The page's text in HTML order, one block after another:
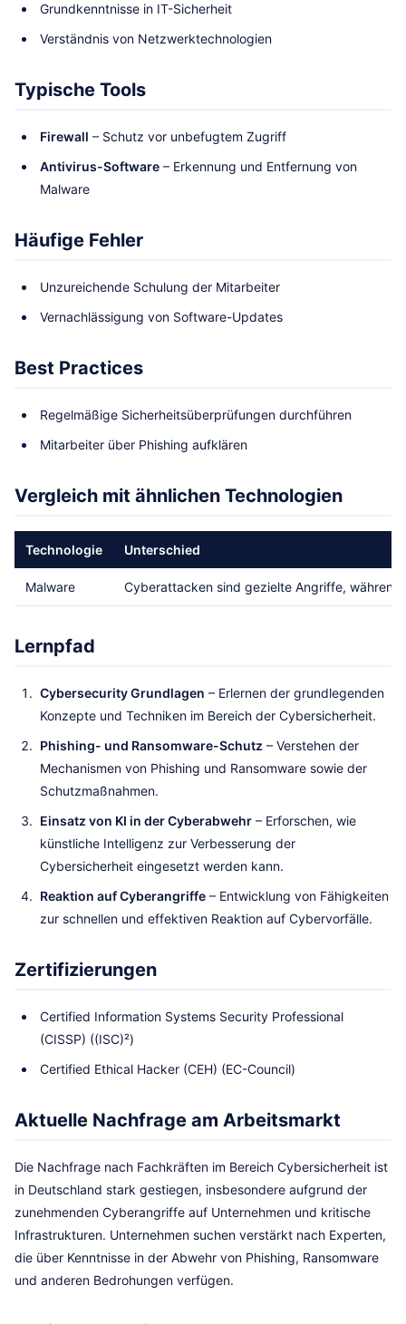
Grundkenntnisse in IT-Sicherheit
Verständnis von Netzwerktechnologien
Typische Tools
Firewall – Schutz vor unbefugtem Zugriff
Antivirus-Software – Erkennung und Entfernung von
Malware
Häufige Fehler
Unzureichende Schulung der Mitarbeiter
Vernachlässigung von Software-Updates
Best Practices
Regelmäßige Sicherheitsüberprüfungen durchführen
Mitarbeiter über Phishing aufklären
Vergleich mit ähnlichen Technologien
Technologie Unterschied
Malware Cyberattacken sind gezielte Angriffe,
Lernpfad
Cybersecurity Grundlagen – Erlernen der grundlegenden
Konzepte und Techniken im Bereich der Cybersicherheit.
Phishing- und Ransomware-Schutz – Verstehen der
Mechanismen von Phishing und Ransomware sowie der
Schutzmaßnahmen.
Einsatz von KI in der Cyberabwehr – Erforschen, wie
künstliche Intelligenz zur Verbesserung der
Cybersicherheit eingesetzt werden kann.
Reaktion auf Cyberangriffe – Entwicklung von Fähigkeiten
zur schnellen und effektiven Reaktion auf Cybervorfälle.
Zertifizierungen
Certified Information Systems Security Professional
(CISSP) ((ISC)²)
Certified Ethical Hacker (CEH) (EC-Council)
Aktuelle Nachfrage am Arbeitsmarkt
Die Nachfrage nach Fachkräften im Bereich Cybersicherheit ist
in Deutschland stark gestiegen, insbesondere aufgrund der
zunehmenden Cyberangriffe auf Unternehmen und kritische
Infrastrukturen. Unternehmen suchen verstärkt nach Experten,
die über Kenntnisse in der Abwehr von Phishing, Ransomware
und anderen Bedrohungen verfügen.